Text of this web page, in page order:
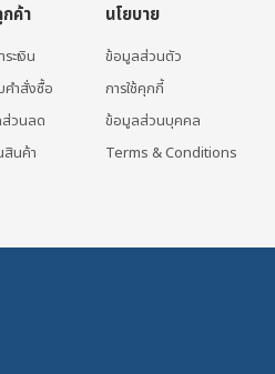
ค้า
ะเงิน
ำสั่งซื้อ
ส่วนลด
นค้า
นโยบาย
ข้อมูลส่วนตัว
การใช้คุกกี้
ข้อมูลส่วนบุคคล
Terms & Conditions